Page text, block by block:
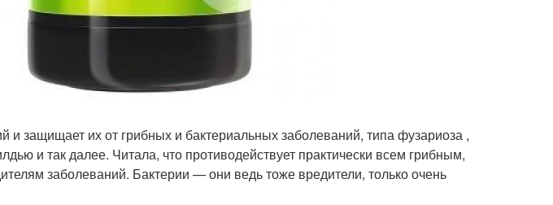
и защищает их от грибных и бактериальных заболеваний, типа фузариоза ,
и так далее. Читала, что противодействует практически всем грибным,
заболеваний. Бактерии — они ведь тоже вредители, только очень